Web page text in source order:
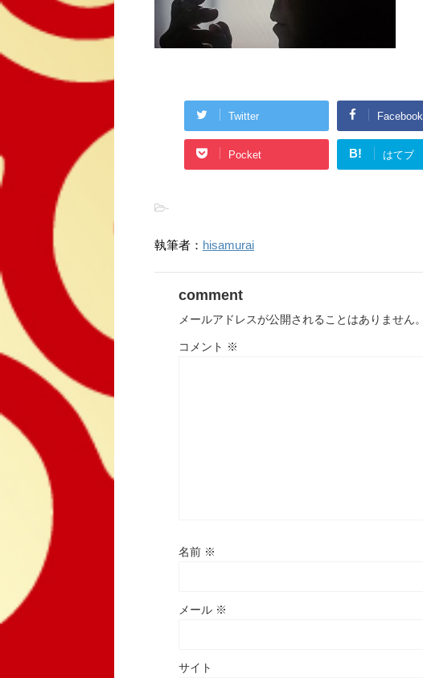
Twitter Facebook
Pocket B! はてブ
-
執筆者： hisamurai
comment
メールアドレスが公開されることはありません。
コメント ※
名前 ※
メール ※
サイト